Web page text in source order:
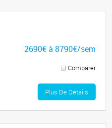
2690€ à 8790€/sem
Comparer
Plus De Détails